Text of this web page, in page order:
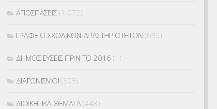
ΑΠΟΣΠΑΣΕΙΣ (1.072)
ΓΡΑΦΕΙΟ ΣΧΟΛΙΚΩΝ ΔΡΑΣΤΗΡΙΟΤΗΤΩΝ (695)
ΔΗΜΟΣΙΕΥΣΕΙΣ ΠΡΙΝ ΤΟ 2016 (1)
ΔΙΑΓΩΝΙΣΜΟΙ (305)
ΔΙΟΙΚΗΤΙΚΑ ΘΕΜΑΤΑ (443)